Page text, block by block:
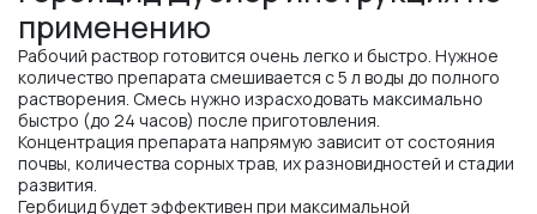
применению
Рабочий раствор готовится очень легко и быстро. Нужное
количество препарата смешивается с 5 л воды до полного
растворения. Смесь нужно израсходовать максимально
быстро (до 24 часов) после приготовления.
Концентрация препарата напрямую зависит от состояния
почвы, количества сорных трав, их разновидностей и стадии
развития.
Гербицид будет эффективен при максимальной